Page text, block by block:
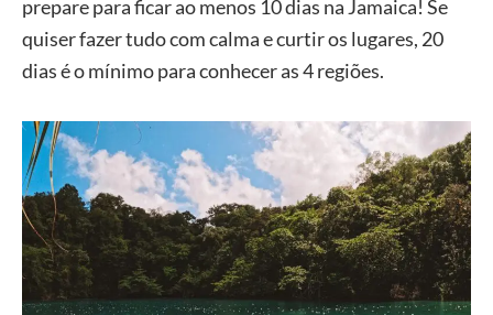
prepare para ficar ao menos 10 dias na Jamaica! Se
quiser fazer tudo com calma e curtir os lugares, 20
dias é o mínimo para conhecer as 4 regiões.